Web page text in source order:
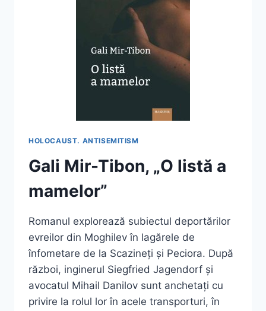
KINDERTRANSPORT”
HOLOCAUST. ANTISEMITISM
Gali Mir-Tibon, „O listă a
mamelor”
Romanul explorează subiectul deportărilor
evreilor din Moghilev în lagărele de
înfometare de la Scazineți și Peciora. După
război, inginerul Siegfried Jagendorf și
avocatul Mihail Danilov sunt anchetați cu
privire la rolul lor în acele transporturi, în